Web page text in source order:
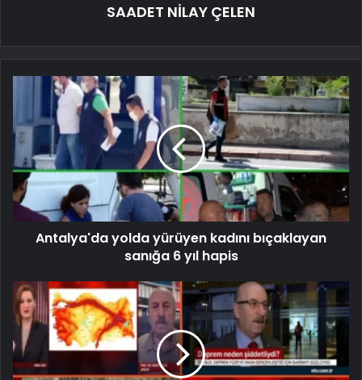
SAADET NİLAY ÇELEN
Antalya'da yolda yürüyen kadını bıçaklayan
sanığa 6 yıl hapis